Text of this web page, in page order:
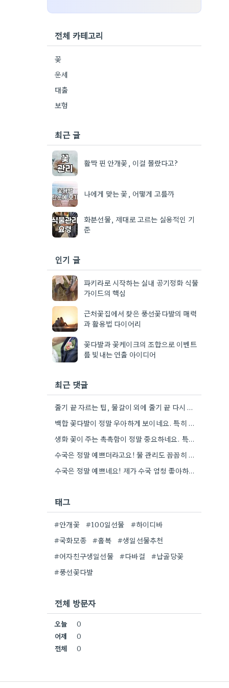
전체 카테고리
꽃
운세
대출
보험
최근 글
활짝 핀 안개꽃, 이걸 몰랐다고?
나에게 맞는 꽃, 어떻게 고를까
화분선물, 제대로 고르는 실용적인 기
준
인기 글
파키라로 시작하는 실내 공기정화 식물
가이드의 핵심
근처꽃집에서 찾은 풍선꽃다발의 매력
과 활용법 다이어리
꽃다발과 꽃케이크의 조합으로 이벤트
를 빛내는 연출 아이디어
최근 댓글
줄기 끝 자르는 팁, 물갈이 외에 줄기 끝 다시 자르는 방법도 있네요. 그거 완전 꿀팁인…
백합 꽃다발이 정말 우아하게 보이네요. 특히 흰색이나 연한 색 계열이 안전한 선택인 것 같아요.
생화 꽃이 주는 촉촉함이 정말 중요하네요. 특히 겹벚꽃은 사진으로는 다르게 보인다는 점, 실제로 보러 가봐야…
수국은 정말 예쁘더라고요! 물 관리도 꼼꼼히 해야 오래 볼 수 있을 텐데, 제가 좀 덜…
수국은 정말 예쁘네요! 제가 수국 엄청 좋아하는데, 어떤 종류인지 자세히 보니 더 감동이에요.
태그
#안개꽃 #100일선물
#하이디바
#국화모종
#홀복
#생일선물추천
#여자친구생일선물
#다바걸
#납골당꽃
#풍선꽃다발
전체 방문자
오늘
0
어제
0
전체
0